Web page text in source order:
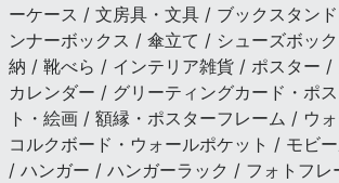
ーケース / 文房具・文具 / ブックスタン
ンナーボックス / 傘立て / シューズボッ
納 / 靴べら / インテリア雑貨 / ポスター /
カレンダー / グリーティングカード・ポ
ト・絵画 / 額縁・ポスターフレーム / ウ
コルクボード・ウォールポケット / モビ
/ ハンガー / ハンガーラック / フォトフレ